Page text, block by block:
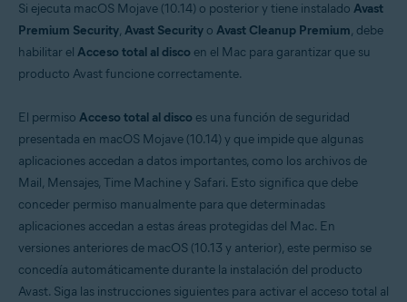
Avast Premium Security 14.x para Mac
Avast Cleanup Premium 4.x para Mac
Sistemas operativos:
Apple macOS 11.x (Big Sur)
Apple macOS 10.15.x (Catalina)
Si ejecuta macOS Mojave (10.14) o posterior y tiene instalado Avast
Premium Security, Avast Security o Avast Cleanup Premium, debe
habilitar el Acceso total al disco en el Mac para garantizar que su
producto Avast funcione correctamente.
El permiso Acceso total al disco es una función de seguridad
presentada en macOS Mojave (10.14) y que impide que algunas
aplicaciones accedan a datos importantes, como los archivos de
Mail, Mensajes, Time Machine y Safari. Esto significa que debe
conceder permiso manualmente para que determinadas
aplicaciones accedan a estas áreas protegidas del Mac. En
versiones anteriores de macOS (10.13 y anterior), este permiso se
concedía automáticamente durante la instalación del producto
Avast. Siga las instrucciones siguientes para activar el acceso total al